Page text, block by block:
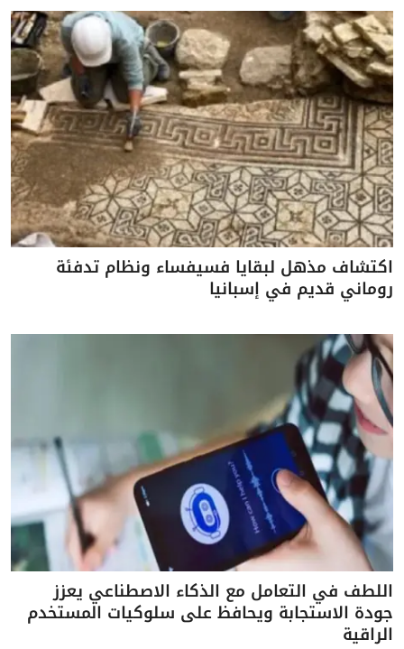
اكتشاف مذهل لبقايا فسيفساء ونظام تدفئة
روماني قديم في إسبانيا
اللطف في التعامل مع الذكاء الاصطناعي يعزز
جودة الاستجابة ويحافظ على سلوكيات المستخدم
الراقية